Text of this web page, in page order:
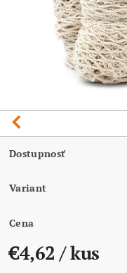
Dostupnosť
Variant
Cena
€4,62/ kus